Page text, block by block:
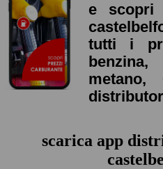
e scopri
tutti i
scarica app